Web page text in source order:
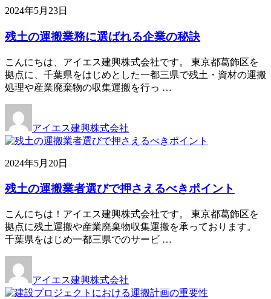
2024年5月23日
残土の運搬業務に選ばれる企業の秘訣
こんにちは、アイエス建興株式会社です。 東京都葛飾区を
拠点に、千葉県をはじめとした一都三県で残土・資材の運搬
処理や産業廃棄物の収集運搬を行っ …
アイエス建興株式会社
2024年5月20日
残土の運搬業者選びで押さえるべきポイント
こんにちは！アイエス建興株式会社です。 東京都葛飾区を
拠点に残土運搬や産業廃棄物収集運搬を承っております。
千葉県をはじめ一都三県でのサービ …
アイエス建興株式会社